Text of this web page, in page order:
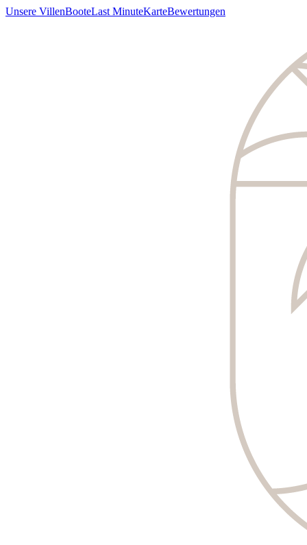
Unsere VillenBooteLast MinuteKarteBewertungen